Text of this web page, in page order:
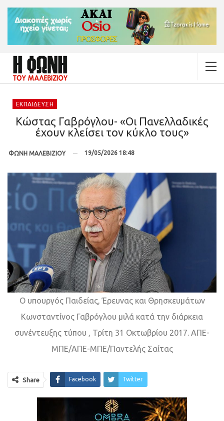
ΕΚΠΑΊΔΕΥΣΗ
Κώστας Γαβρόγλου- «Οι Πανελλαδικές
έχουν κλείσει τον κύκλο τους»
ΦΩΝΗ ΜΑΛΕΒΙΖΙΟΥ 19/05/2026 18:48
Ο υπουργός Παιδείας, Έρευνας και Θρησκευμάτων
Κωνσταντίνος Γαβρόγλου μιλά κατά την διάρκεια
συνέντευξης τύπου , Τρίτη 31 Οκτωβρίου 2017. ΑΠΕ-
ΜΠΕ/ΑΠΕ-ΜΠΕ/Παντελής Σαίτας
Share Facebook Twitter